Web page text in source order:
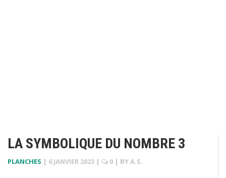
LA SYMBOLIQUE DU NOMBRE 3
PLANCHES | 6 JANVIER 2023 | 0 | BYA.S.